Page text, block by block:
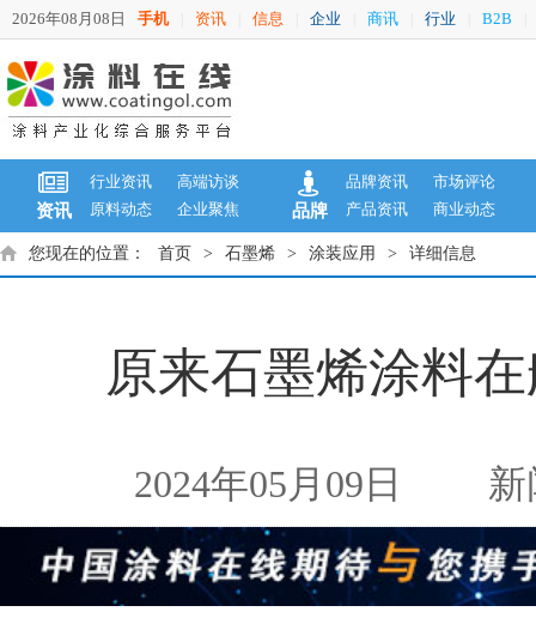
2026年08月08日 手机 资讯 信息 企业 商讯 行业 B2B
资讯
行业资讯
高端访谈
原料动态
企业聚焦 品牌
品牌资讯
市场评论
产品资讯
商业动态
您现在的位置： 首页 > 石墨烯 > 涂装应用 > 详细信息
原来石墨烯涂料
2024年05月09日 新